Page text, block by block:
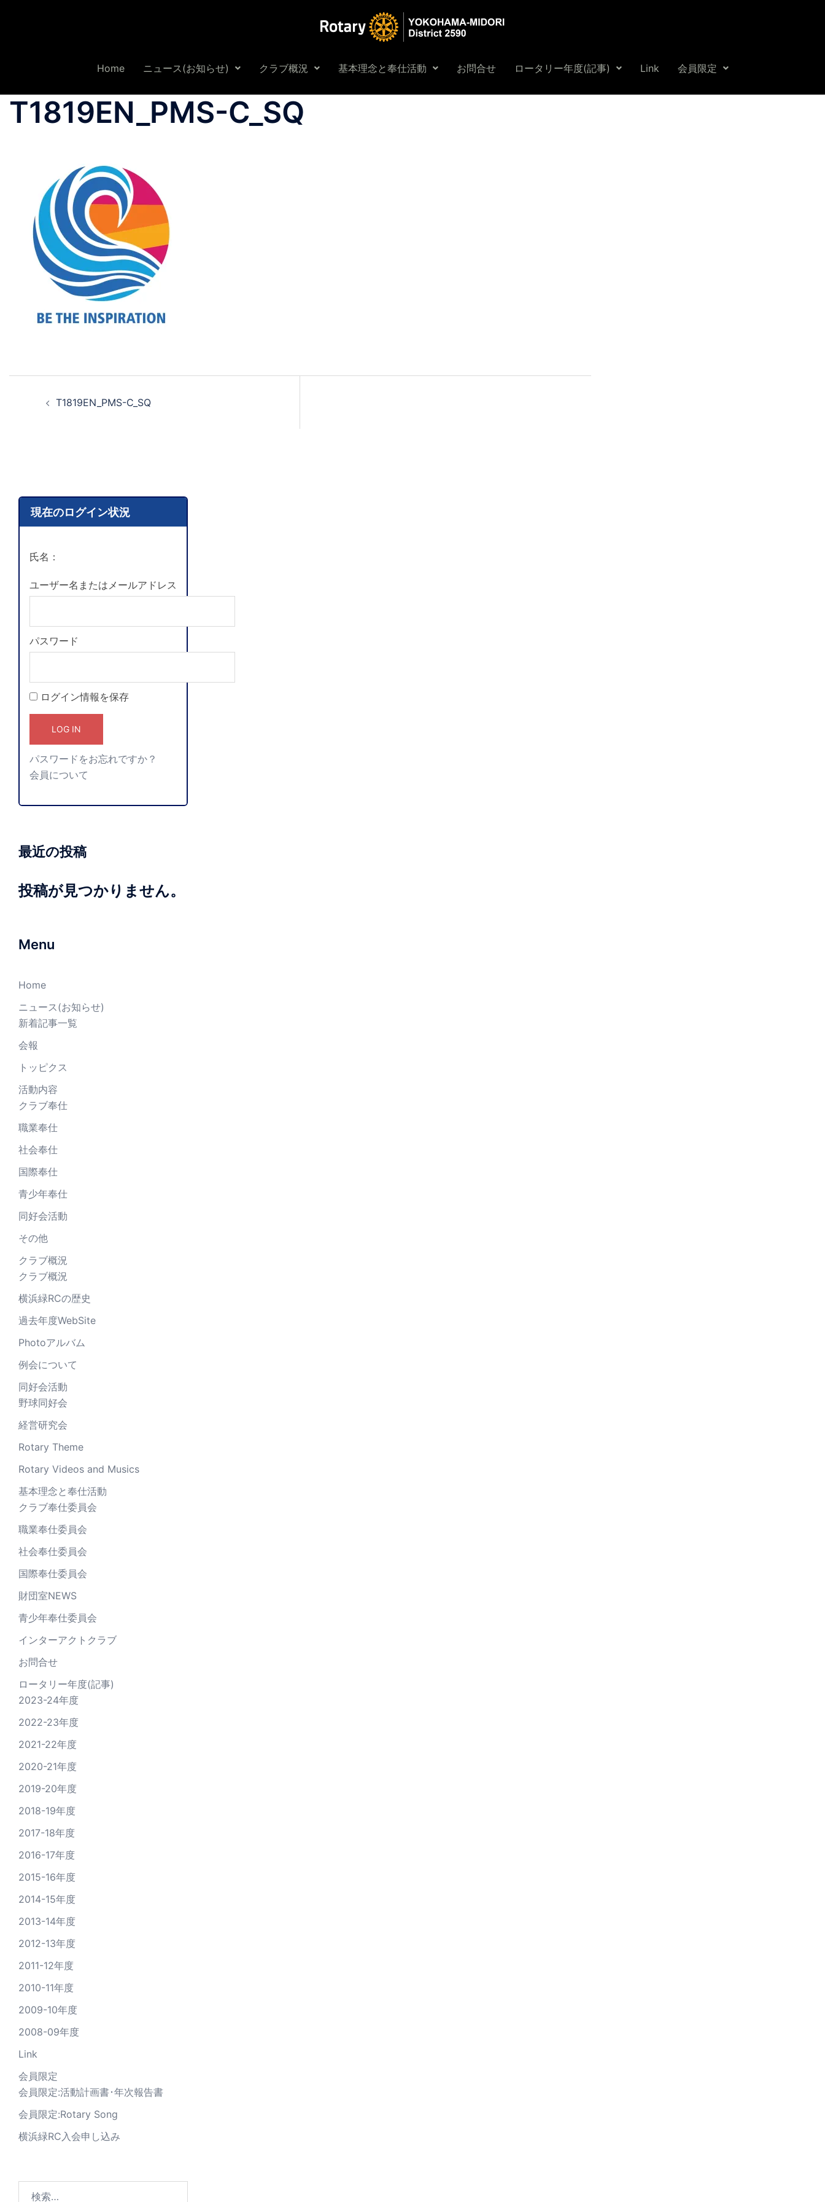
Home ニュース(お知らせ) クラブ概況 基本理念と奉仕活動 お問合せ ロータリー年度(記事) Link 会員限定
T1819EN_PMS-C_SQ
T1819EN_PMS-C_SQ
現在のログイン状況
氏名：
ユーザー名またはメールアドレス
パスワード
ログイン情報を保存
パスワードをお忘れですか？
会員について
最近の投稿
投稿が見つかりません。
Menu
Home
ニュース(お知らせ)
新着記事一覧
会報
トッピクス
活動内容
クラブ奉仕
職業奉仕
社会奉仕
国際奉仕
青少年奉仕
同好会活動
その他
クラブ概況
クラブ概況
横浜緑RCの歴史
過去年度WebSite
Photoアルバム
例会について
同好会活動
野球同好会
経営研究会
Rotary Theme
Rotary Videos and Musics
基本理念と奉仕活動
クラブ奉仕委員会
職業奉仕委員会
社会奉仕委員会
国際奉仕委員会
財団室NEWS
青少年奉仕委員会
インターアクトクラブ
お問合せ
ロータリー年度(記事)
2023-24年度
2022-23年度
2021-22年度
2020-21年度
2019-20年度
2018-19年度
2017-18年度
2016-17年度
2015-16年度
2014-15年度
2013-14年度
2012-13年度
2011-12年度
2010-11年度
2009-10年度
2008-09年度
Link
会員限定
会員限定:活動計画書･年次報告書
会員限定:Rotary Song
横浜緑RC入会申し込み